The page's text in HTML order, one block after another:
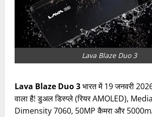
Lava Blaze Duo 3
Lava Blaze Duo 3भारत में 19 जनवरी
वाला है! डुअल डिस्प्ले (रियर AMOLED),
Dimensity 7060, 50MP कैमरा और